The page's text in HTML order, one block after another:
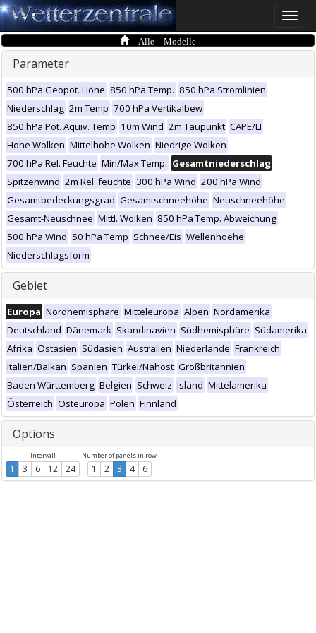
Toggle
Alle Modelle
Parameter
500 hPa Geopot. Höhe 850 hPa Temp. 850 hPa Stromlinien
Niederschlag 2m Temp 700 hPa Vertikalbew
850 hPa Pot. Äquiv. Temp 10m Wind 2m Taupunkt CAPE/LI
Hohe Wolken Mittelhohe Wolken Niedrige Wolken
700 hPa Rel. Feuchte Min/Max Temp. Gesamtniederschlag
Spitzenwind 2m Rel. feuchte 300 hPa Wind 200 hPa Wind
Gesamtbedeckungsgrad Gesamtschneehöhe Neuschneehöhe
Gesamt-Neuschnee Mittl. Wolken 850 hPa Temp. Abweichung
500 hPa Wind 50 hPa Temp Schnee/Eis Wellenhoehe
Niederschlagsform
Gebiet
Europa Nordhemisphäre Mitteleuropa Alpen Nordamerika
Deutschland Dänemark Skandinavien Südhemisphäre Südamerika
Afrika Ostasien Südasien Australien Niederlande Frankreich
Italien/Balkan Spanien Türkei/Nahost Großbritannien
Baden Württemberg Belgien Schweiz Island Mittelamerika
Österreich Osteuropa Polen Finnland
Options
Intervall
1 3 6 12 24
Number of panels in row
1 2 3 4 6